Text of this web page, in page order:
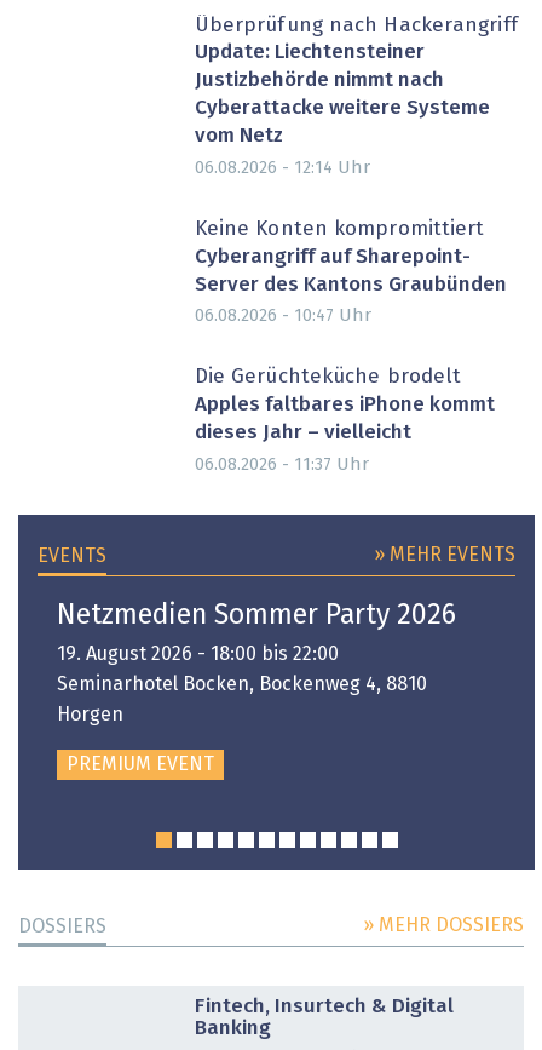
Überprüfung nach Hackerangriff
Update: Liechtensteiner
Justizbehörde nimmt nach
Cyberattacke weitere Systeme
vom Netz
06.08.2026 - 12:14 Uhr
Keine Konten kompromittiert
Cyberangriff auf Sharepoint-
Server des Kantons Graubünden
06.08.2026 - 10:47 Uhr
Die Gerüchteküche brodelt
Apples faltbares iPhone kommt
dieses Jahr – vielleicht
06.08.2026 - 11:37 Uhr
EVENTS » MEHR EVENTS
Netzmedien Sommer Party 2026
19. August 2026 - 18:00 bis 22:00
Seminarhotel Bocken, Bockenweg 4, 8810
Horgen
PREMIUM EVENT
DOSSIERS » MEHR DOSSIERS
Fintech, Insurtech & Digital
Banking